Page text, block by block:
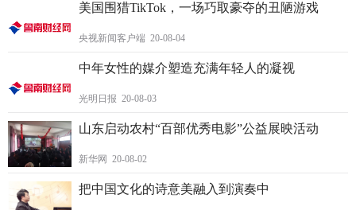
美国围猎TikTok，一场巧取豪夺的丑陋游戏
央视新闻客户端 20-08-04
中年女性的媒介塑造充满年轻人的凝视
光明日报 20-08-03
山东启动农村“百部优秀电影”公益展映活动
新华网 20-08-02
把中国文化的诗意美融入到演奏中